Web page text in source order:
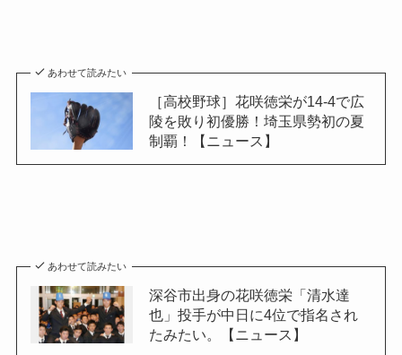
あわせて読みたい
［高校野球］花咲徳栄が14-4で広
陵を敗り初優勝！埼玉県勢初の夏
制覇！【ニュース】
あわせて読みたい
深谷市出身の花咲徳栄「清水達
也」投手が中日に4位で指名され
たみたい。【ニュース】